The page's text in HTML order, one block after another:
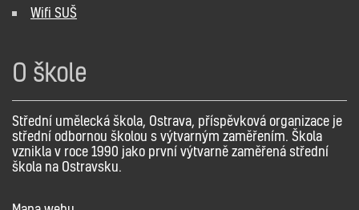
Wifi SUŠ
O škole
Střední umělecká škola, Ostrava, příspěvková organizace je
střední odbornou školou s výtvarným zaměřením. Škola
vznikla v roce 1990 jako první výtvarně zaměřená střední
škola na Ostravsku.